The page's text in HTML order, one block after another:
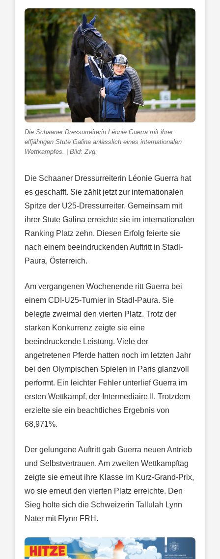
Die Schaaner Dressurreiterin Léonie Guerra mit ihrer
elfjährigen Stute Galina anlässlich eines internationalen
Wettkampfes. | Bild: Zvg.
Die Schaaner Dressurreiterin Léonie Guerra hat
es geschafft. Sie zählt jetzt zur internationalen
Spitze der U25-Dressurreiter. Gemeinsam mit
ihrer Stute Galina erreichte sie im internationalen
Ranking Platz zehn. Diesen Erfolg feierte sie
nach einem beeindruckenden Auftritt in Stadl-
Paura, Österreich.
Am vergangenen Wochenende ritt Guerra bei
einem CDI-U25-Turnier in Stadl-Paura. Sie
belegte zweimal den vierten Platz. Trotz der
starken Konkurrenz zeigte sie eine
beeindruckende Leistung. Viele der
angetretenen Pferde hatten noch im letzten Jahr
bei den Olympischen Spielen in Paris glanzvoll
performt. Ein leichter Fehler unterlief Guerra im
ersten Wettkampf, der Intermediaire II. Trotzdem
erzielte sie ein beachtliches Ergebnis von
68,971%.
Der gelungene Auftritt gab Guerra neuen Antrieb
und Selbstvertrauen. Am zweiten Wettkampftag
zeigte sie erneut ihre Klasse im Kurz-Grand-Prix,
wo sie erneut den vierten Platz erreichte. Den
Sieg holte sich die Schweizerin Tallulah Lynn
Nater mit Flynn FRH.